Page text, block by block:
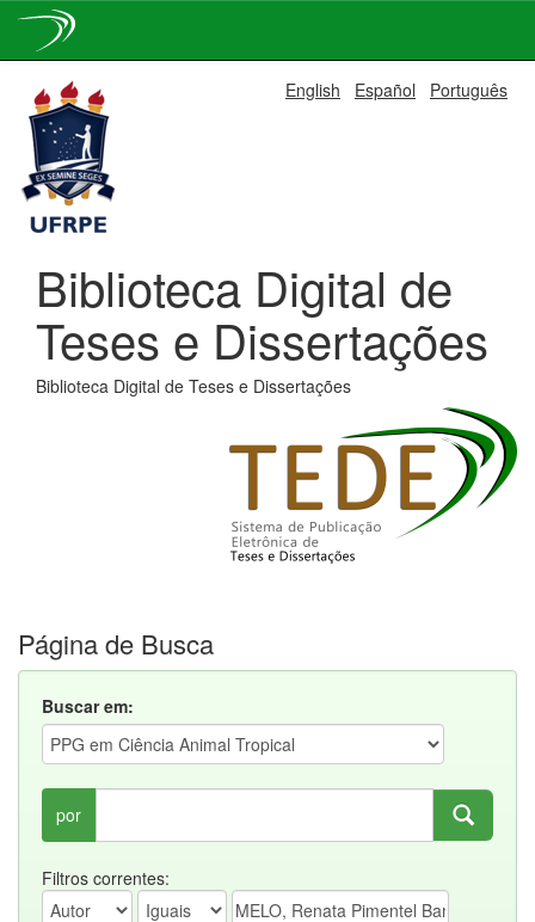
navigation
English Español Português
Biblioteca Digital de
Teses e Dissertações
Biblioteca Digital de Teses e Dissertações
Página de Busca
Buscar em:
por
Filtros correntes: